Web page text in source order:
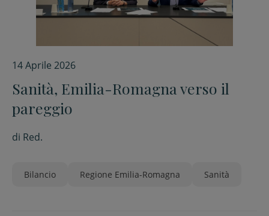
14 Aprile 2026
Sanità, Emilia-Romagna verso il
pareggio
di Red.
Bilancio Regione Emilia-Romagna Sanità